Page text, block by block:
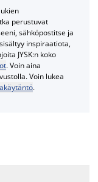
perustuvat
sähköpostitse ja
inspiraatiota,
JYSK:n koko
. Voin aina
Voin lukea
.